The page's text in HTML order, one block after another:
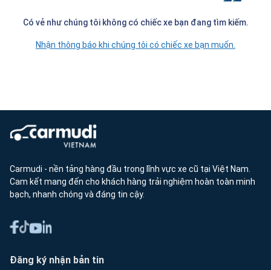
Có vẻ như chúng tôi không có chiếc xe bạn đang tìm kiếm.
Nhận thông báo khi chúng tôi có chiếc xe bạn muốn.
Carmudi - nền tảng hàng đầu trong lĩnh vực xe cũ tại Việt Nam.
Cam kết mang đến cho khách hàng trải nghiệm hoàn toàn minh
bạch, nhanh chóng và đáng tin cậy.
Đăng ký nhận bản tin